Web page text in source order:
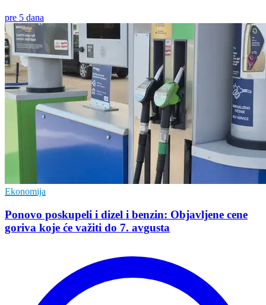
pre 5 dana
Ekonomija
Ponovo poskupeli i dizel i benzin: Objavljene cene
goriva koje će važiti do 7. avgusta